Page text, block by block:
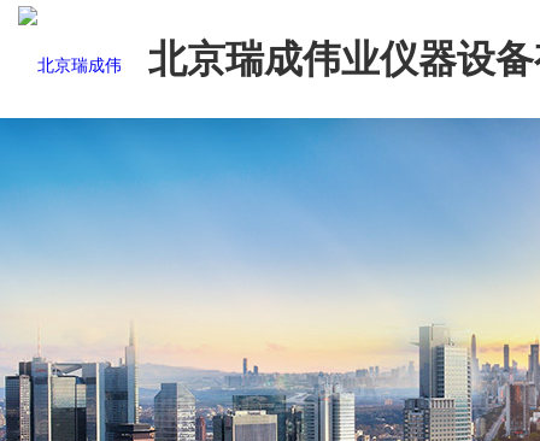
北京瑞成伟业仪器设
司